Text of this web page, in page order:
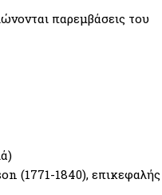
παρεμβάσεις του
(1771-1840), επικεφαλής